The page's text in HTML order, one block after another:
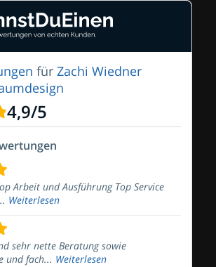
für Zachi Wiedner
4,9/5
Arbeit und Ausführung Top Service
Weiterlesen
sehr nette Beratung sowie
und fach... Weiterlesen